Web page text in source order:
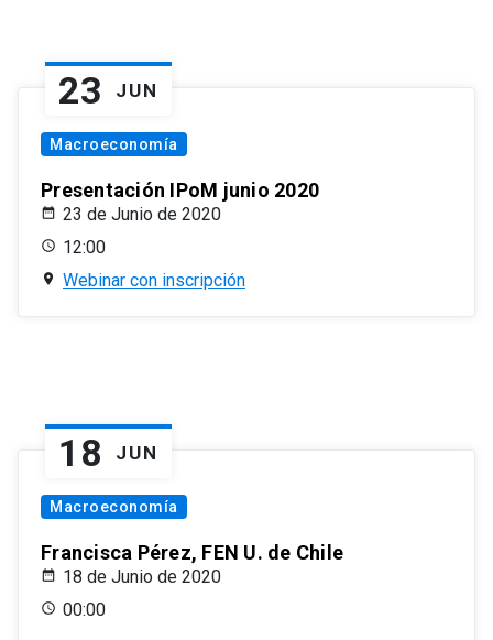
23 JUN
Macroeconomía
Presentación IPoM junio 2020
23 de Junio de 2020
12:00
Webinar con inscripción
18 JUN
Macroeconomía
Francisca Pérez, FEN U. de Chile
18 de Junio de 2020
00:00